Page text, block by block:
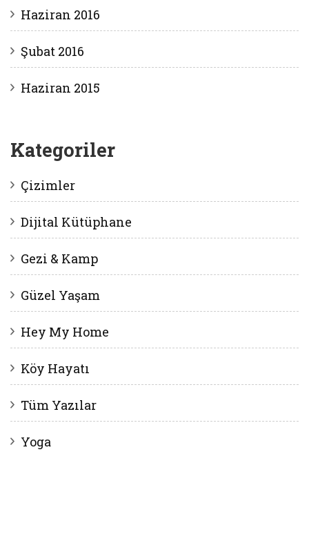
Haziran 2016
Şubat 2016
Haziran 2015
Kategoriler
Çizimler
Dijital Kütüphane
Gezi & Kamp
Güzel Yaşam
Hey My Home
Köy Hayatı
Tüm Yazılar
Yoga